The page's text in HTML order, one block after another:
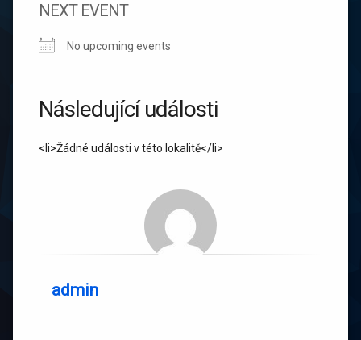
NEXT EVENT
No upcoming events
Následující události
<li>Žádné události v této lokalitě</li>
admin